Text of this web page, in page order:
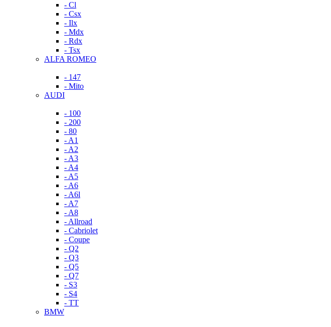
- Cl
- Csx
- Ilx
- Mdx
- Rdx
- Tsx
ALFA ROMEO
- 147
- Mito
AUDI
- 100
- 200
- 80
- A1
- A2
- A3
- A4
- A5
- A6
- A6l
- A7
- A8
- Allroad
- Cabriolet
- Coupe
- Q2
- Q3
- Q5
- Q7
- S3
- S4
- TT
BMW